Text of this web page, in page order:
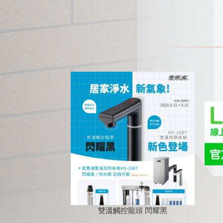
雙溫觸控龍頭 閃耀黑